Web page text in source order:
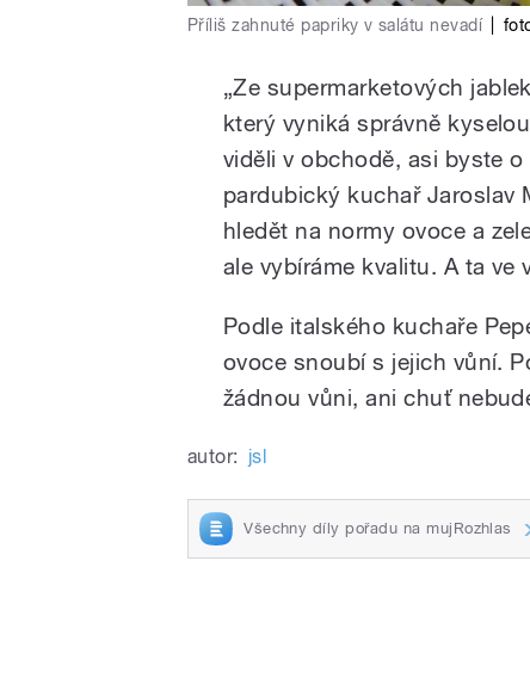
Příliš zahnuté papriky v salátu nevadí
„Ze supermarketových
který vyniká správně
viděli v obchodě, asi byste
pardubický kuchař Jaroslav
hledět na normy ovoce a
ale vybíráme kvalitu. A ta ve
Podle italského kuchaře
ovoce snoubí s jejich vůní.
žádnou vůni, ani chuť
autor: jsl
Všechny díly pořadu na mujRozhlas